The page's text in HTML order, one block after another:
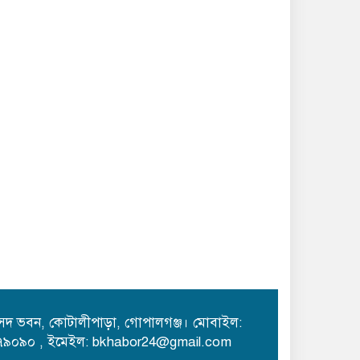
ভবন, কোটালীপাড়া, গোপালগঞ্জ। মোবাইল:
, ইমেইল: bkhabor24@gmail.com